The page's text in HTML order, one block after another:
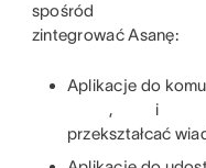
spośród
zintegrować Asanę:
Aplikacje do
,
i
przekształcać